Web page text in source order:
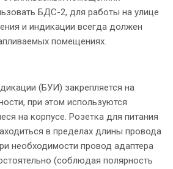
БДС-2, для работы на улице
и индикации всегда должен
помещениях.
(БУИ) закрепляется на
при этом используются
на корпусе. Розетка для питания
в пределах длины провода
необходимости провод адаптера
(соблюдая полярность